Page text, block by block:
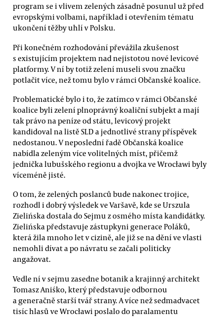
program se i vlivem zelených zásadně posunul už před
evropskými volbami, například i otevřením tématu
ukončení těžby uhlí v Polsku.
Při konečném rozhodování převážila zkušenost
s existujícím projektem nad nejistotou nové levicové
platformy. V ní by totiž zelení museli svou značku
potlačit více, než tomu bylo v rámci Občanské koalice.
Problematické bylo i to, že zatímco v rámci Občanské
koalice byli zelení plnoprávný koaliční subjekt a mají
tak právo na peníze od státu, levicový projekt
kandidoval na listě SLD a jednotlivé strany příspěvek
nedostanou. V neposlední řadě Občanská koalice
nabídla zeleným více volitelných míst, přičemž
jednička lubušského regionu a dvojka ve Wrocławi byly
víceméně jisté.
O tom, že zelených poslanců bude nakonec trojice,
rozhodl i dobrý výsledek ve Varšavě, kde se Urszula
Zielińska dostala do Sejmu z osmého místa kandidátky.
Zielińska představuje zástupkyni generace Poláků,
která žila mnoho let v cizině, ale již se na dění ve vlasti
nemohli dívat a po návratu se začali politicky
angažovat.
Vedle ní v sejmu zasedne botanik a krajinný architekt
Tomasz Aniśko, který představuje odbornou
a generačně starší tvář strany. A více než sedmadvacet
tisíc hlasů ve Wrocławi poslalo do paralamentu